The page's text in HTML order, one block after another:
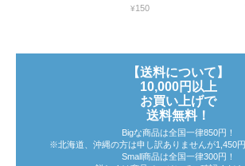
¥150
【送料について】
10,000円以上
お買い上げで
送料無料！
Bigな商品は全国一律850円！
※北海道、沖縄の方は申し訳ありませんが1,450円
Small商品は全国一律300円！